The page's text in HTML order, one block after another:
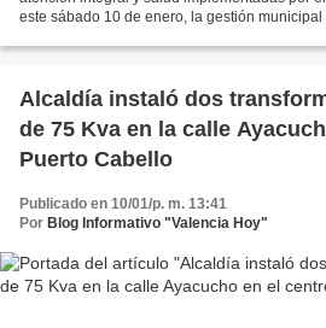
este sábado 10 de enero, la gestión
Alcaldía instaló dos
de 75 Kva en la calle
Puerto Cabello
Publicado en 10/01/p. m. 13:41
Por Blog Informativo "Valencia Hoy"